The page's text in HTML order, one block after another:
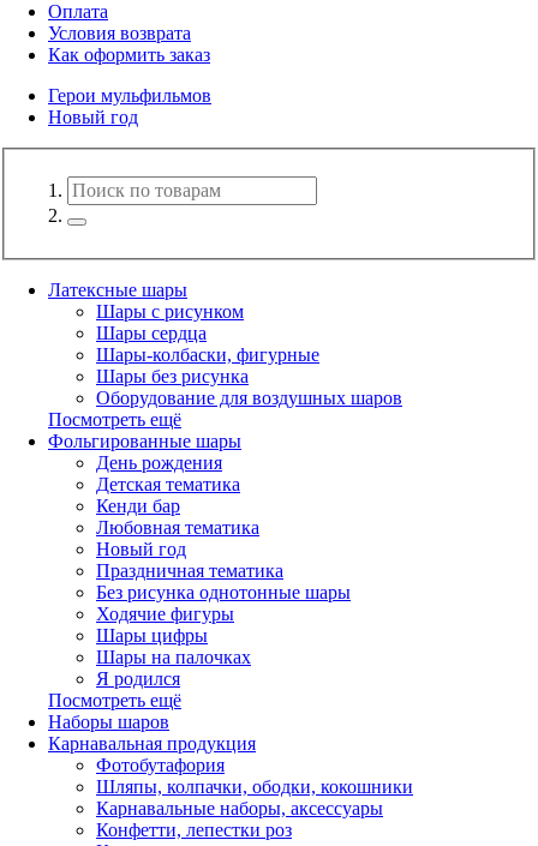
Оплата
Условия возврата
Как оформить заказ
Герои мульфильмов
Новый год
Латексные шары
Шары с рисунком
Шары сердца
Шары-колбаски, фигурные
Шары без рисунка
Оборудование для воздушных шаров
Посмотреть ещё
Фольгированные шары
День рождения
Детская тематика
Кенди бар
Любовная тематика
Новый год
Праздничная тематика
Без рисунка однотонные шары
Ходячие фигуры
Шары цифры
Шары на палочках
Я родился
Посмотреть ещё
Наборы шаров
Карнавальная продукция
Фотобутафория
Шляпы, колпачки, ободки, кокошники
Карнавальные наборы, аксессуары
Конфетти, лепестки роз